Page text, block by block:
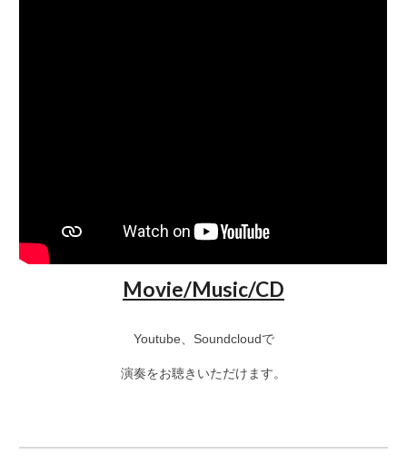
Movie/Music/CD
Youtube、Soundcloudで
演奏をお聴きいただけます。